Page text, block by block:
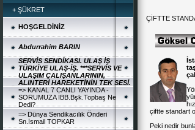
+ ŞÜKRET
HOŞGELDİNİZ
Abdurrahim BARIN
SERVİS SENDİKASI. ULAŞ İŞ
TÜRKİYE ULAŞ-İŞ. ***SERVİS VE
ULAŞIM ÇALIŞANLARININ,
ALINTERİ HAREKETİNİN TEK SESİ.
=> KANAL 7 CANLI YAYINDA -
SORUMUZA İBB.Bşk.Topbaş Ne
Dedi?
=> Dünya Sendikacılık Önderi
Sn.İsmail TOPKAR
ÇİFTTE
çiftte standart
Peki nedir